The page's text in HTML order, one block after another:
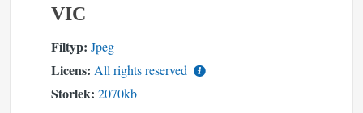
VIC
Filtyp: Jpeg
Licens: All rights reserved
Storlek: 2070kb